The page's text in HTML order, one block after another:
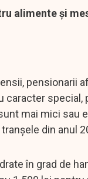
alimente și
pensionarii
caracter
mai mici sau
din anul
în grad de